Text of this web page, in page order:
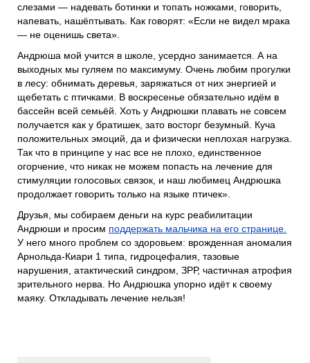
слезами — надевать ботинки и топать ножками, говорить,
напевать, нашёптывать. Как говорят: «Если не видел мрака
— не оценишь света».
Андрюша мой учится в школе, усердно занимается. А на
выходных мы гуляем по максимуму. Очень любим прогулки
в лесу: обнимать деревья, заряжаться от них энергией и
щебетать с птичками. В воскресенье обязательно идём в
бассейн всей семьёй. Хоть у Андрюшки плавать не совсем
получается как у братишек, зато восторг безумный. Куча
положительных эмоций, да и физически неплохая нагрузка.
Так что в принципе у нас все не плохо, единственное
огорчение, что никак не можем попасть на лечение для
стимуляции голосовых связок, и наш любимец Андрюшка
продолжает говорить только на языке птичек».
Друзья, мы собираем деньги на курс реабилитации
Андрюши и просим поддержать мальчика на его странице.
У него много проблем со здоровьем: врожденная аномалия
Арнольда-Киари 1 типа, гидроцефалия, тазовые
нарушения, атактический синдром, ЗРР, частичная атрофия
зрительного нерва. Но Андрюшка упорно идёт к своему
маяку. Откладывать лечение нельзя!